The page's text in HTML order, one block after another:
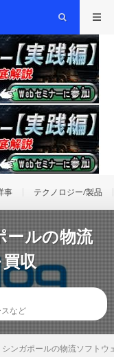
事 テクノロジー/製品
ールの物流
収
スなど
シンガポールの物流ソフトウ